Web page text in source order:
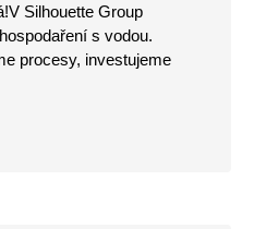
Silhouette Group
s vodou.
procesy, investujeme